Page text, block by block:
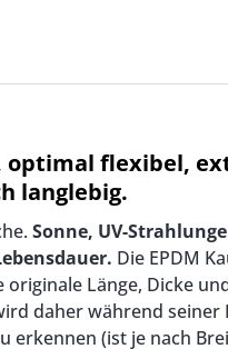
optimal flexibel,
langlebig.
Sonne, UV-
Die EPDM
Länge, Dicke
daher während
(ist je nach